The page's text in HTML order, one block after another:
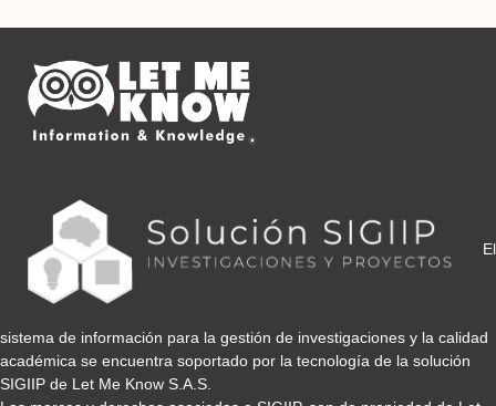
El
sistema de información para la gestión de investigaciones y la calidad
académica se encuentra soportado por la tecnología de la solución
SIGIIP de Let Me Know S.A.S.